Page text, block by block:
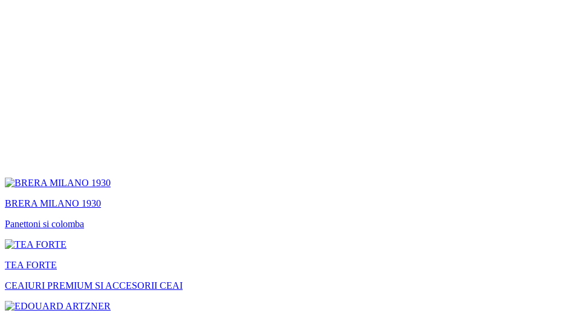
BRERA MILANO 1930
Panettoni si colomba
TEA FORTE
CEAIURI PREMIUM SI ACCESORII CEAI